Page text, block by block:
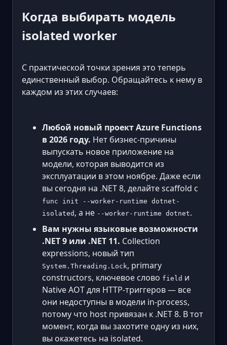
Когда выбирать модель
isolated worker
С практической точки зрения это теперь
единственный выбор. Обращайтесь к нему в
каждом из этих случаев:
Любой новый проект Azure Functions
в 2026 году. Нет бизнес-причины
выпускать новое приложение на
модели, которая выводится из
эксплуатации в этом ноябре. Даже если
вы сегодня на .NET 8, делайте scaffold с
func init --worker-runtime dotnet-
isolated , а не --worker-runtime dotnet.
Вам нужны языковые возможности
.NET 9 или .NET 11. Collection
expressions, новый тип
System.Threading.Lock, primary
constructors, ключевое слово field и
Native AOT для HTTP-триггеров — все
они недоступны в модели in-process,
потому что host привязан к .NET 8. В тот
момент, когда вы захотите одну из них,
вы окажетесь на isolated.